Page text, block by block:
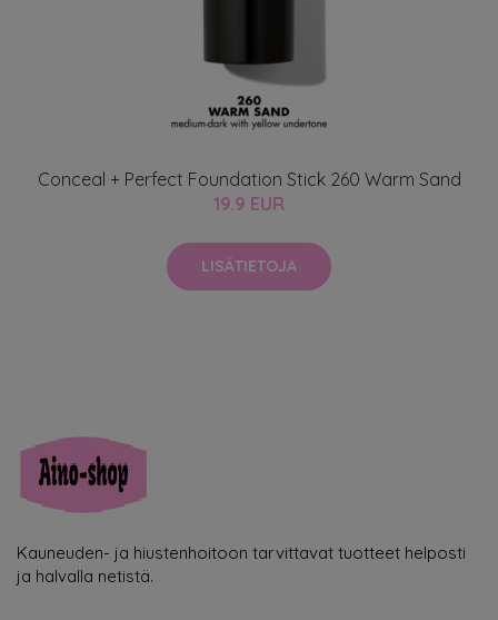
Conceal + Perfect Foundation Stick 260 Warm Sand
19.9 EUR
LISÄTIETOJA
Kauneuden- ja hiustenhoitoon tarvittavat tuotteet helposti
ja halvalla netistä.